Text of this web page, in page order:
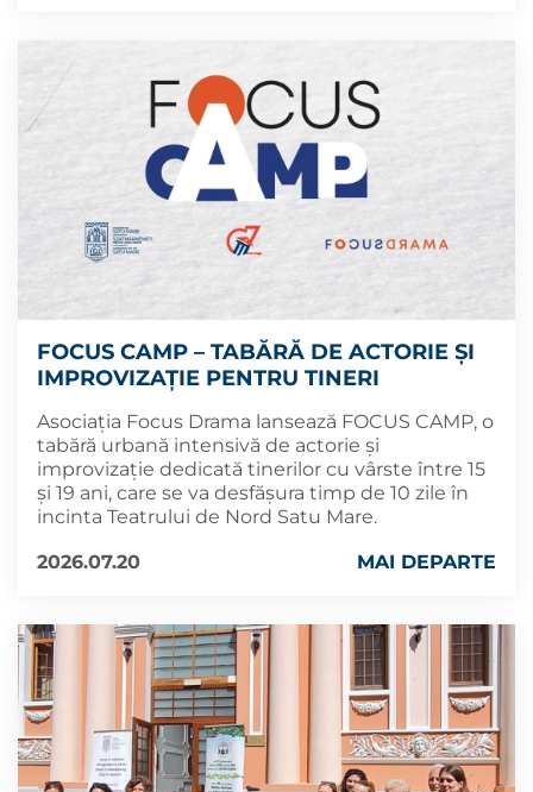
FOCUS CAMP – TABĂRĂ DE ACTORIE ȘI
IMPROVIZAȚIE PENTRU TINERI
Asociația Focus Drama lansează FOCUS CAMP, o
tabără urbană intensivă de actorie și
improvizație dedicată tinerilor cu vârste între 15
și 19 ani, care se va desfășura timp de 10 zile în
incinta Teatrului de Nord Satu Mare.
2026.07.20
MAI DEPARTE